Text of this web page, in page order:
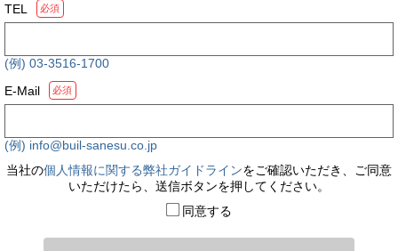
TEL
必須
(例) 03-3516-1700
E-Mail
必須
(例) info@buil-sanesu.co.jp
当社の個人情報に関する弊社ガイドラインをご確認いただき、ご同意
いただけたら、送信ボタンを押してください。
同意する